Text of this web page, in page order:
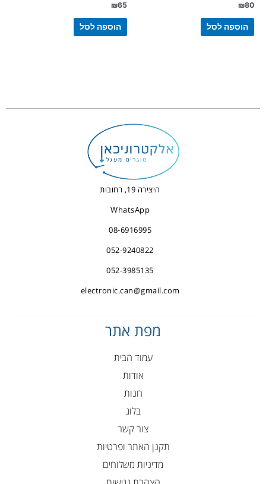
₪80
הוספה לסל
₪65
הוספה לסל
היצירה 19, רחובות
WhatsApp
08-6916995
052-9240822
052-3985135
electronic.can@gmail.com
מפת אתר
עמוד הבית
אודות
חנות
בלוג
צור קשר
תקנן האתר ופרטיות
מדיניות משלוחים